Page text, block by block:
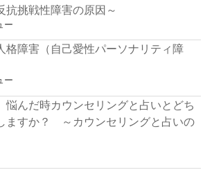
挑戦性障害の原因～
ー
格障害（自己愛性パーソナリティ障
ー
悩んだ時カウンセリングと占いとどち
ますか？ ～カウンセリングと占いの